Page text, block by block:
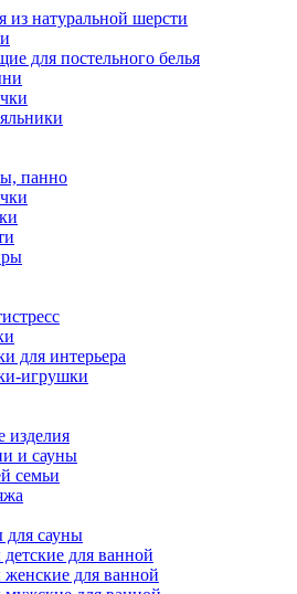
из натуральной шерсти
для постельного белья
панно
для интерьера
игрушки
изделия
и сауны
семьи
сауны
для ванной
для ванной